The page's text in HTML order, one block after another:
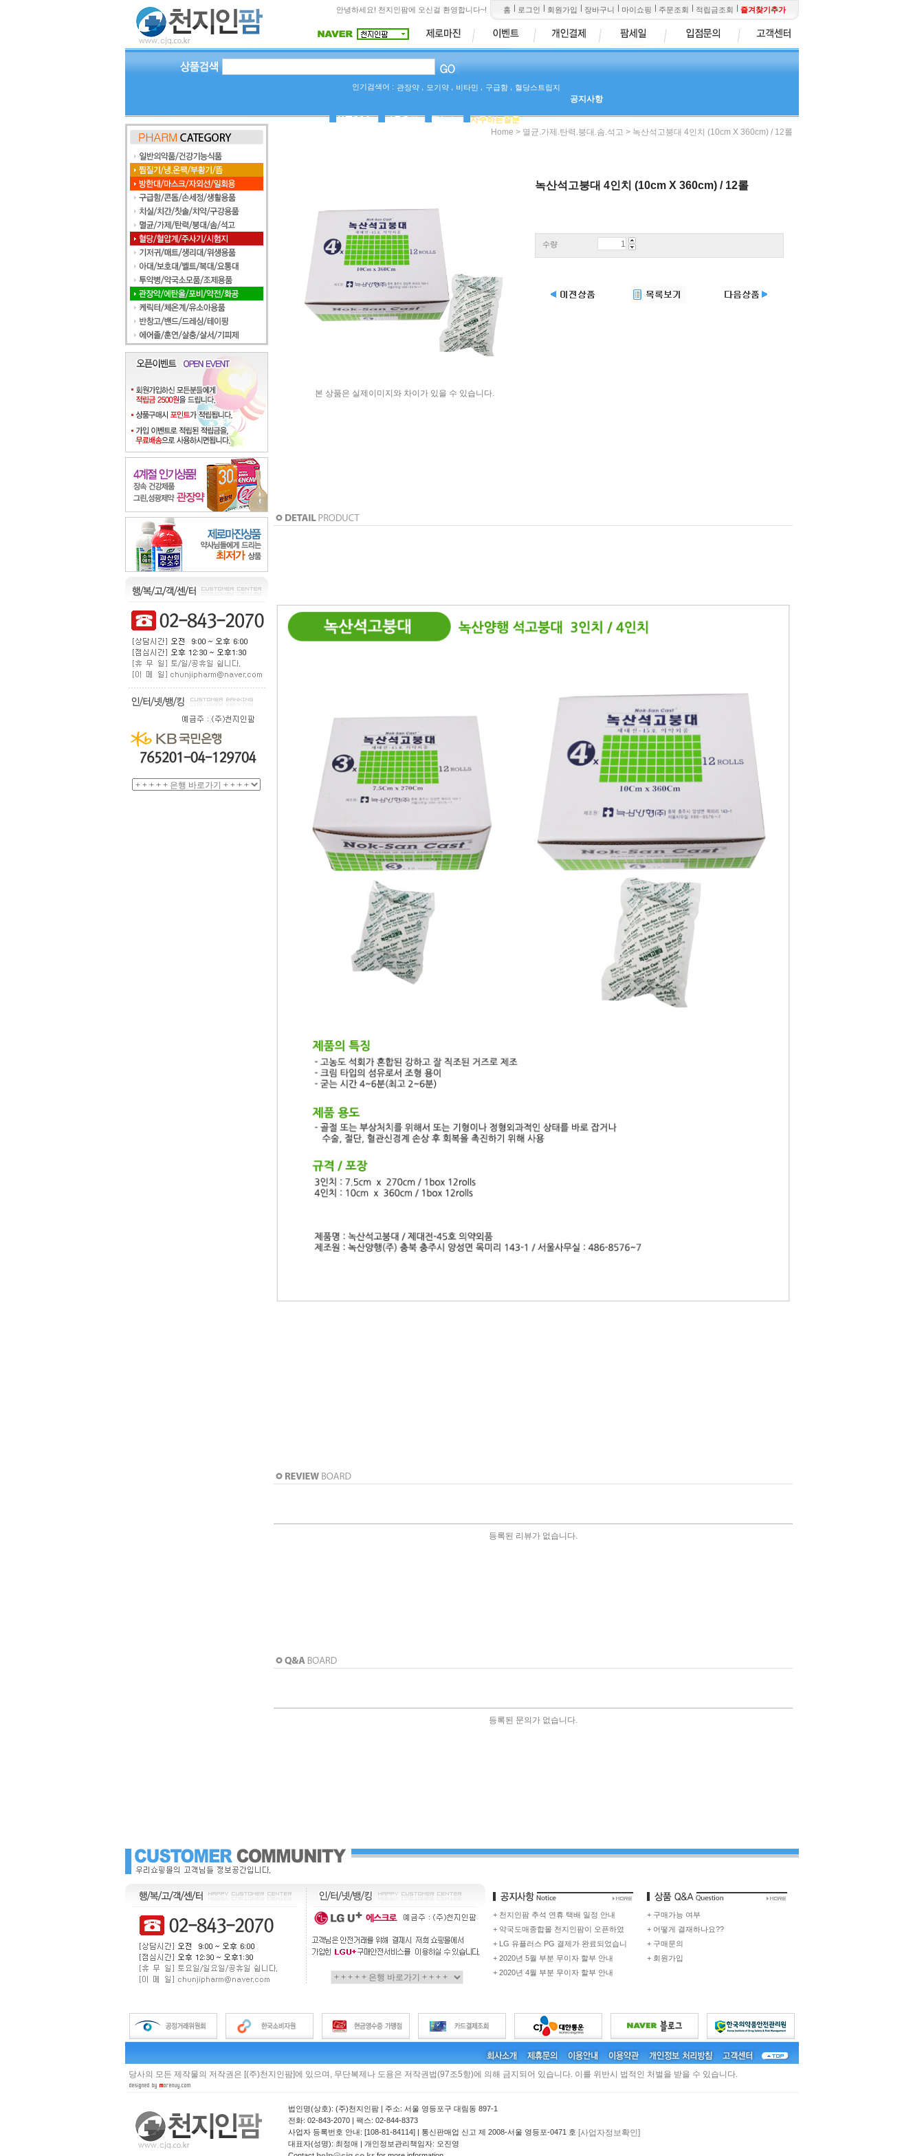
안녕하세요! 천지인팜에 오신걸 환영합니다~! 홈 로그인 회원가입 장바구니 마이쇼핑 주문조회 적립금조회 즐겨찾기추가
인기검색어 : 관장약 모기약 비타민 구급함 혈당스트립지
공지사항
상품Q&A 사용후기 팜뉴스
자주하는질문
Home > 멸균.가제.탄력.붕대.솜.석고 > 녹산석고붕대 4인치 (10cm X 360cm) / 12롤
본 상품은 실제이미지와 차이가 있을 수 있습니다.
녹산석고붕대 4인치 (10cm X 360cm) / 12롤
수량
등록된 리뷰가 없습니다.
등록된 문의가 없습니다.
+ 천지인팜 추석 연휴 택배 일정 안내
+ 약국도매종합몰 천지인팜이 오픈하였
+ LG 유플러스 PG 결제가 완료되었습니
+ 2020년 5월 부분 무이자 할부 안내
+ 2020년 4월 부분 무이자 할부 안내
+ 구매가능 여부
+ 어떻게 결재하나요??
+ 구매문의
+ 회원가입
당사의 모든 제작물의 저작권은 [(주)천지인팜]에 있으며, 무단복제나 도용은 저작권법(97조5항)에 의해 금지되어 있습니다. 이를 위반시 법적인 처벌을 받을 수 있습니다.
법인명(상호): (주)천지인팜 | 주소: 서울 영등포구 대림동 897-1
전화: 02-843-2070 | 팩스: 02-844-8373
사업자 등록번호 안내: [108-81-84114] | 통신판매업 신고 제 2008-서울 영등포-0471 호 [사업자정보확인]
대표자(성명): 최정애 | 개인정보관리책임자: 오진영